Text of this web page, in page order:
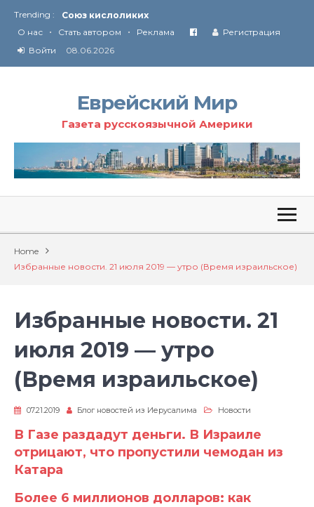
Trending :
Соглашение США с Ираном
Технология Революции в Иране
О нас • Стать автором • Реклама
Регистрация
Войти
08.06.2026
Еврейский Мир
Газета русскоязычной Америки
Home
Избранные новости. 21 июля 2019 — утро (Время израильское)
Избранные новости. 21
июля 2019 — утро
(Время израильское)
07.21.2019 Блог новостей из Иерусалима Новости
В Газе раздадут деньги. В Израиле
отрицают, что пропустили чемодан из
Катара
Более 6 миллионов долларов: как